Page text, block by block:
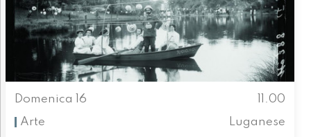
Domenica 16
11.00
Arte
Luganese